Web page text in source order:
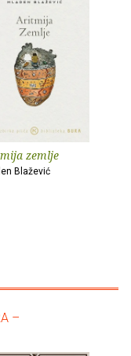
zemlje
Blažević
–